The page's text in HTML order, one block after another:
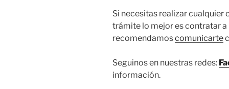
Si necesitas realizar cualquier
trámite lo mejor es contratar
recomendamoscomunicarte
Seguinos en nuestras redes:
información.